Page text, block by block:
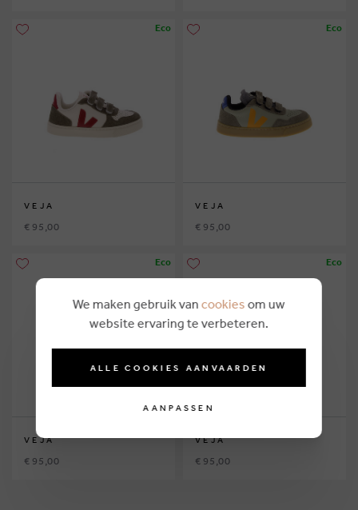
Eco
VEJA
€ 95,00
Eco
VEJA
€ 95,00
Eco
VEJA
€ 95,00
Eco
VEJA
€ 95,00
We maken gebruik van cookies om uw
website ervaring te verbeteren.
ALLE COOKIES AANVAARDEN
AANPASSEN